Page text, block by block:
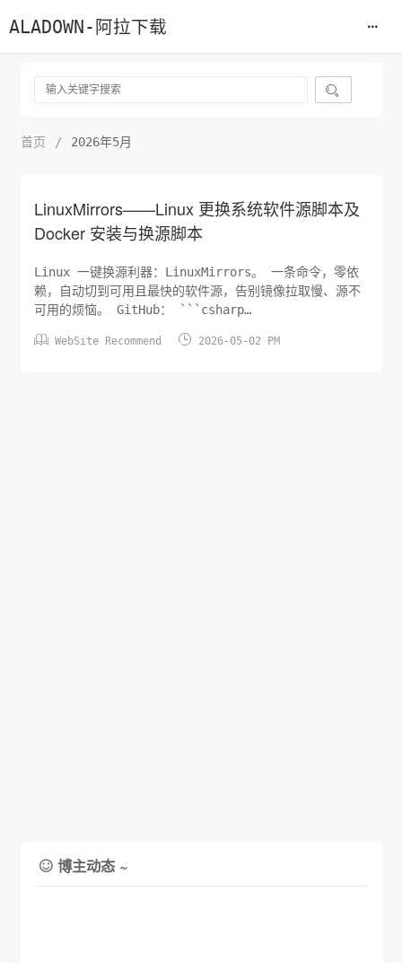
ALADOWN-阿拉下载

首页 / 2026年5月
LinuxMirrors——Linux 更换系统软件源脚本及
Docker 安装与换源脚本
Linux 一键换源利器：LinuxMirrors。 一条命令，零依
赖，自动切到可用且最快的软件源，告别镜像拉取慢、源不
可用的烦恼。 GitHub： ```csharp
内置多个国内镜像站，自动测速并检测 IPv6 兼容性，优选
 WebSite Recommend  2026-05-02 PM
 博主动态 ~